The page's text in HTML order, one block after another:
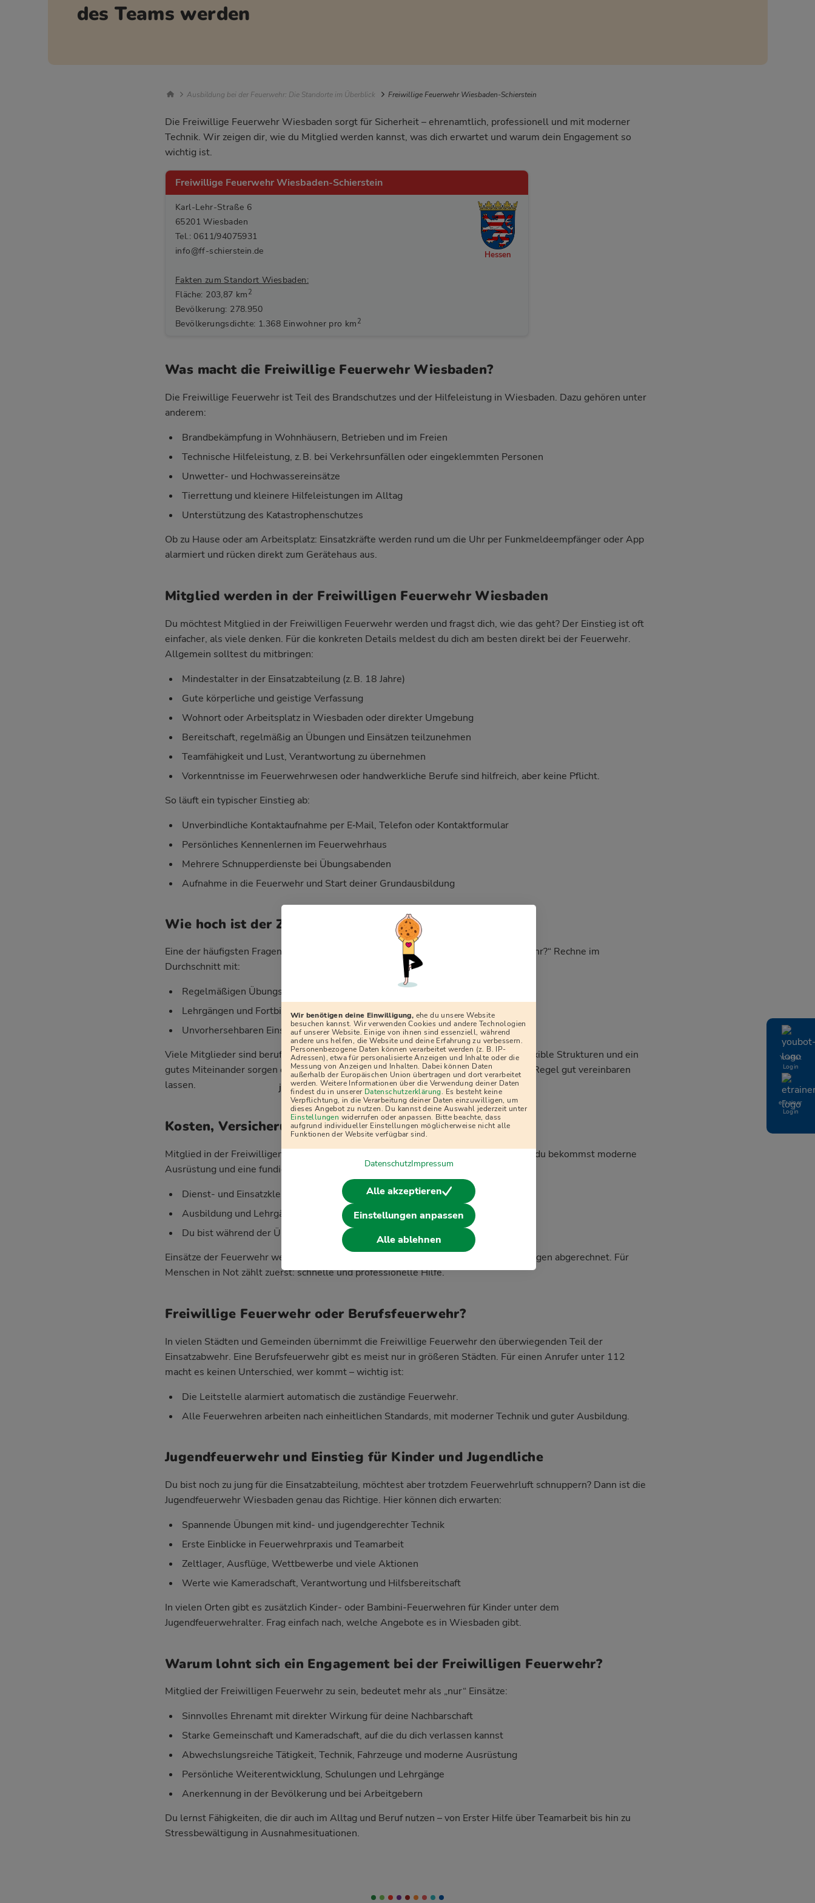
YouBot
Login
eTrainer
Login
des Teams werden
Breadcrumb Navigation
Ausbildung bei der Feuerwehr: Die Standorte im Überblick Freiwillige Feuerwehr Wiesbaden-Schierstein
Die Freiwillige Feuerwehr Wiesbaden sorgt für Sicherheit – ehrenamtlich, professionell und mit moderner
Technik. Wir zeigen dir, wie du Mitglied werden kannst, was dich erwartet und warum dein Engagement so
wichtig ist.
Freiwillige Feuerwehr Wiesbaden-Schierstein
Karl-Lehr-Straße 6
65201 Wiesbaden
Tel.: 0611/94075931
info@ff-schierstein.de
Fakten zum Standort Wiesbaden:
Fläche: 203,87 km 2
Bevölkerung: 278.950
Bevölkerungsdichte: 1.368 Einwohner pro km 2
Hessen
Was macht die Freiwillige Feuerwehr Wiesbaden?
Die Freiwillige Feuerwehr ist Teil des Brandschutzes und der Hilfeleistung in Wiesbaden. Dazu gehören unter
anderem:
Brandbekämpfung in Wohnhäusern, Betrieben und im Freien
Technische Hilfeleistung, z. B. bei Verkehrsunfällen oder eingeklemmten Personen
Unwetter- und Hochwassereinsätze
Tierrettung und kleinere Hilfeleistungen im Alltag
Unterstützung des Katastrophenschutzes
Ob zu Hause oder am Arbeitsplatz: Einsatzkräfte werden rund um die Uhr per Funkmeldeempfänger oder App
alarmiert und rücken direkt zum Gerätehaus aus.
Mitglied werden in der Freiwilligen Feuerwehr Wiesbaden
Du möchtest Mitglied in der Freiwilligen Feuerwehr werden und fragst dich, wie das geht? Der Einstieg ist oft
einfacher, als viele denken. Für die konkreten Details meldest du dich am besten direkt bei der Feuerwehr.
Allgemein solltest du mitbringen:
Mindestalter in der Einsatzabteilung (z. B. 18 Jahre)
Gute körperliche und geistige Verfassung
Wohnort oder Arbeitsplatz in Wiesbaden oder direkter Umgebung
Bereitschaft, regelmäßig an Übungen und Einsätzen teilzunehmen
Teamfähigkeit und Lust, Verantwortung zu übernehmen
Vorkenntnisse im Feuerwehrwesen oder handwerkliche Berufe sind hilfreich, aber keine Pflicht.
So läuft ein typischer Einstieg ab:
Unverbindliche Kontaktaufnahme per E‑Mail, Telefon oder Kontaktformular
Persönliches Kennenlernen im Feuerwehrhaus
Mehrere Schnupperdienste bei Übungsabenden
Aufnahme in die Feuerwehr und Start deiner Grundausbildung
Wie hoch ist der Zeitaufwand?
Eine der häufigsten Fragen lautet: „Wie viel Zeit kostet mich die Freiwillige Feuerwehr?“ Rechne im
Durchschnitt mit:
Regelmäßigen Übungsdiensten (meist 2–4 Mal im Monat, abends)
Lehrgängen und Fortbildungen, teils an Wochenenden
Unvorhersehbaren Einsätzen, die sich über das Jahr verteilen
Viele Mitglieder sind berufstätig, in Ausbildung oder haben Familie. Dienstpläne, flexible Strukturen und ein
gutes Miteinander sorgen dafür, dass sich Feuerwehr, Beruf und Privatleben in aller Regel gut vereinbaren
lassen.
Kosten, Versicherung und Ausrüstung
Mitglied in der Freiwilligen Feuerwehr zu sein, kostet dich kein Geld – im Gegenteil, du bekommst moderne
Ausrüstung und eine fundierte Ausbildung:
Dienst- und Einsatzkleidung werden komplett gestellt
Ausbildung und Lehrgänge sind für dich kostenlos
Du bist während der Übungen und Einsätze gesetzlich unfallversichert
Einsätze der Feuerwehr werden in vielen Fällen über die Kommune oder Versicherungen abgerechnet. Für
Menschen in Not zählt zuerst: schnelle und professionelle Hilfe.
Freiwillige Feuerwehr oder Berufsfeuerwehr?
In vielen Städten und Gemeinden übernimmt die Freiwillige Feuerwehr den überwiegenden Teil der
Einsatzabwehr. Eine Berufsfeuerwehr gibt es meist nur in größeren Städten. Für einen Anrufer unter 112
macht es keinen Unterschied, wer kommt – wichtig ist:
Die Leitstelle alarmiert automatisch die zuständige Feuerwehr.
Alle Feuerwehren arbeiten nach einheitlichen Standards, mit moderner Technik und guter Ausbildung.
Jugendfeuerwehr und Einstieg für Kinder und Jugendliche
Du bist noch zu jung für die Einsatzabteilung, möchtest aber trotzdem Feuerwehrluft schnuppern? Dann ist die
Jugendfeuerwehr Wiesbaden genau das Richtige. Hier können dich erwarten:
Spannende Übungen mit kind- und jugendgerechter Technik
Erste Einblicke in Feuerwehrpraxis und Teamarbeit
Zeltlager, Ausflüge, Wettbewerbe und viele Aktionen
Werte wie Kameradschaft, Verantwortung und Hilfsbereitschaft
In vielen Orten gibt es zusätzlich Kinder- oder Bambini-Feuerwehren für Kinder unter dem
Jugendfeuerwehralter. Frag einfach nach, welche Angebote es in Wiesbaden gibt.
Warum lohnt sich ein Engagement bei der Freiwilligen Feuerwehr?
Mitglied der Freiwilligen Feuerwehr zu sein, bedeutet mehr als „nur“ Einsätze:
Sinnvolles Ehrenamt mit direkter Wirkung für deine Nachbarschaft
Starke Gemeinschaft und Kameradschaft, auf die du dich verlassen kannst
Abwechslungsreiche Tätigkeit, Technik, Fahrzeuge und moderne Ausrüstung
Persönliche Weiterentwicklung, Schulungen und Lehrgänge
Anerkennung in der Bevölkerung und bei Arbeitgebern
Du lernst Fähigkeiten, die dir auch im Alltag und Beruf nutzen – von Erster Hilfe über Teamarbeit bis hin zu
Stressbewältigung in Ausnahmesituationen.
j
Wir benötigen deine Einwilligung, ehe du unsere Website
besuchen kannst. Wir verwenden Cookies und andere Technologien
auf unserer Website. Einige von ihnen sind essenziell, während
andere uns helfen, die Website und deine Erfahrung zu verbessern.
Personenbezogene Daten können verarbeitet werden (z. B. IP-
Adressen), etwa für personalisierte Anzeigen und Inhalte oder die
Messung von Anzeigen und Inhalten. Dabei können Daten
außerhalb der Europäischen Union übertragen und dort verarbeitet
werden. Weitere Informationen über die Verwendung deiner Daten
findest du in unserer Datenschutzerklärung. Es besteht keine
Verpflichtung, in die Verarbeitung deiner Daten einzuwilligen, um
dieses Angebot zu nutzen. Du kannst deine Auswahl jederzeit unter
Einstellungen widerrufen oder anpassen. Bitte beachte, dass
aufgrund individueller Einstellungen möglicherweise nicht alle
Funktionen der Website verfügbar sind.
DatenschutzImpressum
Alle akzeptieren
Einstellungen anpassen
Alle ablehnen